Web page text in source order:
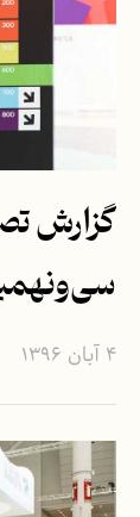
گزارش
۴ آبان ۱۳۹۶